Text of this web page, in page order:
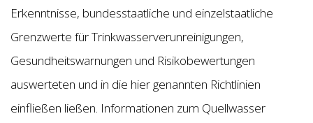
Erkenntnisse, bundesstaatliche und einzelstaatliche
Grenzwerte für Trinkwasserverunreinigungen,
Gesundheitswarnungen und Risikobewertungen
auswerteten und in die hier genannten Richtlinien
einfließen ließen. Informationen zum Quellwasser